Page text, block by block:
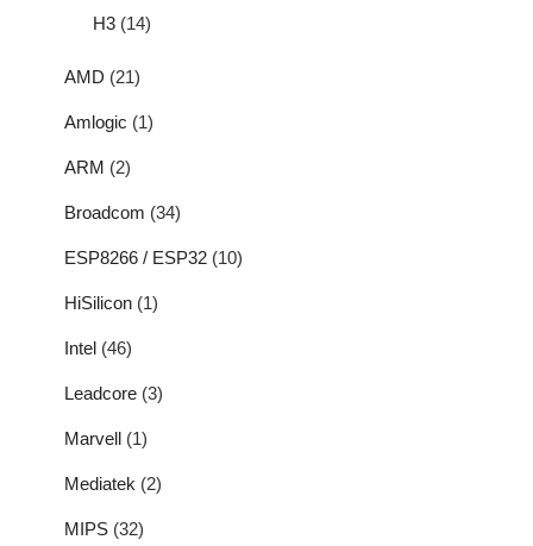
H3 (14)
AMD (21)
Amlogic (1)
ARM (2)
Broadcom (34)
ESP8266 / ESP32 (10)
HiSilicon (1)
Intel (46)
Leadcore (3)
Marvell (1)
Mediatek (2)
MIPS (32)